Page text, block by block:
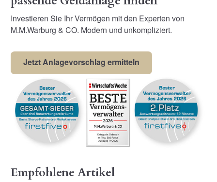
Investieren Sie Ihr Vermögen mit den Experten von
M.M.Warburg & CO. Modern und unkompliziert.
Jetzt Anlagevorschlag ermitteln
Empfohlene Artikel